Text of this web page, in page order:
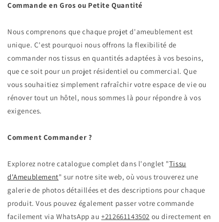
Commande en Gros ou Petite Quantité
Nous comprenons que chaque projet d'ameublement est
unique. C'est pourquoi nous offrons la flexibilité de
commander nos tissus en quantités adaptées à vos besoins,
que ce soit pour un projet résidentiel ou commercial. Que
vous souhaitiez simplement rafraîchir votre espace de vie ou
rénover tout un hôtel, nous sommes là pour répondre à vos
exigences.
Comment Commander ?
Explorez notre catalogue complet dans l'onglet "Tissu
d'Ameublement" sur notre site web, où vous trouverez une
galerie de photos détaillées et des descriptions pour chaque
produit. Vous pouvez également passer votre commande
facilement via WhatsApp au+212661143502 ou directement en